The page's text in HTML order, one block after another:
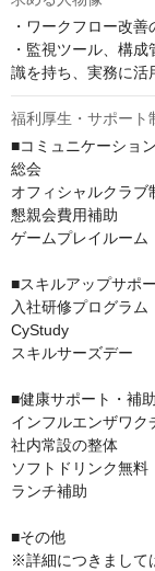
・ワークフロー改
・監視ツール、構
識を持ち、実務に活
福利厚生・サポート
■コミュニケーショ
総会
オフィシャルクラブ
懇親会費用補助
ゲームプレイルーム
■スキルアップサポ
入社研修プログラム
CyStudy
スキルサーズデー
■健康サポート・補
インフルエンザワク
社内常設の整体
ソフトドリンク無料
ランチ補助
■その他
※詳細につきまして